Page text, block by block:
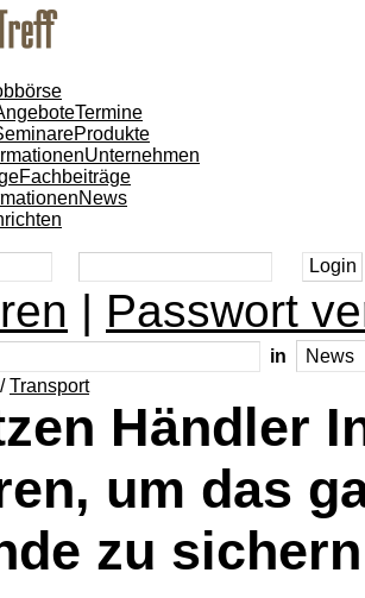
Termine
Produkte
Unternehmen
Fachbeiträge
News
| Passwort
in
/Transport
Händler
um das
zu sichern